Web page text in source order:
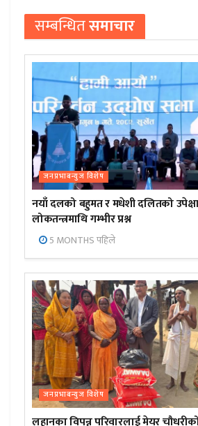
सम्बन्धितसमाचार
जनप्रभाबन्युज विशेष
नयाँ दलको बहुमत र मधेशी दलितको
लोकतन्त्रमाथि गम्भीर प्रश्न
5 MONTHS पहिले
जनप्रभाबन्युज विशेष
लहानका विपन्न परिवारलाई मेयर